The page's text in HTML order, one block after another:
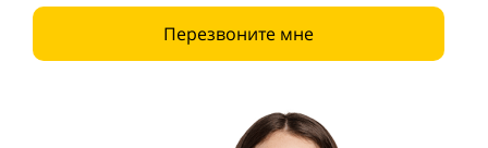
Перезвоните мне